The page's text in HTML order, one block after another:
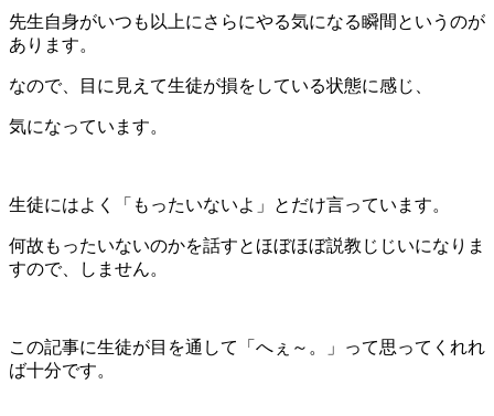
先生自身がいつも以上にさらにやる気になる瞬間というのが
あります。
なので、目に見えて生徒が損をしている状態に感じ、
気になっています。
生徒にはよく「もったいないよ」とだけ言っています。
何故もったいないのかを話すとほぼほぼ説教じじいになりま
すので、しません。
この記事に生徒が目を通して「へぇ～。」って思ってくれれ
ば十分です。